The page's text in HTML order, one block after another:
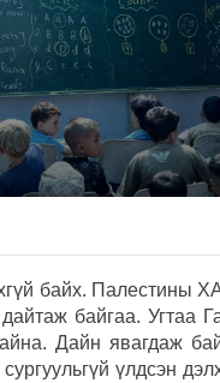
байх. Палестины
байгаа. Угтаа
Дайн явагдаж
үлдсэн